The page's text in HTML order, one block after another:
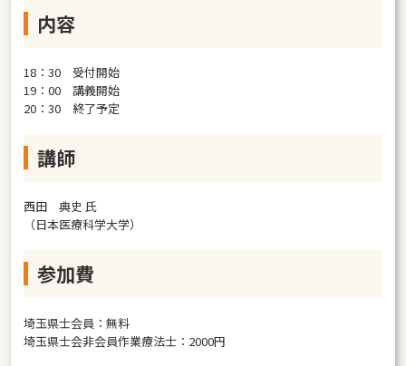
内容
18：30 受付開始
19：00 講義開始
20：30 終了予定
講師
西田 典史 氏
（日本医療科学大学）
参加費
埼玉県士会員：無料
埼玉県士会非会員作業療法士：2000円